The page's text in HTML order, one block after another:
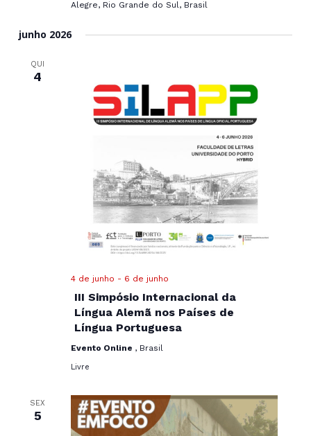
Alegre, Rio Grande do Sul, Brasil
junho 2026
QUI
4
4 de junho - 6 de junho
III Simpósio Internacional da
Língua Alemã nos Países de
Língua Portuguesa
Evento Online , Brasil
Livre
SEX
5